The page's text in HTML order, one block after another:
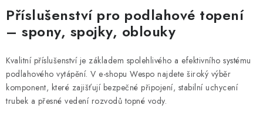
v
l
d
a
c
í
Příslušenství pro podlahové topení
– spony, spojky, oblouky
Kvalitní příslušenství je základem spolehlivého a efektivního systému
podlahového vytápění. V e-shopu Wespo najdete široký výběr
komponent, které zajišťují bezpečné připojení, stabilní uchycení
trubek a přesné vedení rozvodů topné vody.